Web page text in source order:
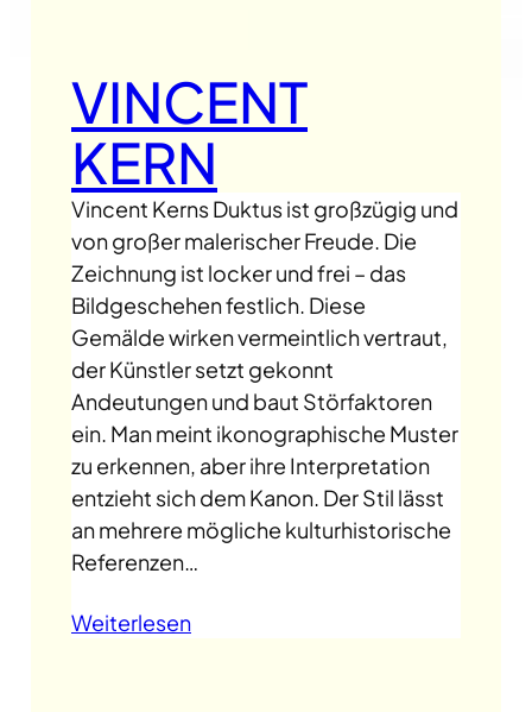
VINCENT
KERN
Vincent Kerns Duktus ist großzügig und
von großer malerischer Freude. Die
Zeichnung ist locker und frei – das
Bildgeschehen festlich. Diese
Gemälde wirken vermeintlich vertraut,
der Künstler setzt gekonnt
Andeutungen und baut Störfaktoren
ein. Man meint ikonographische Muster
zu erkennen, aber ihre Interpretation
entzieht sich dem Kanon. Der Stil lässt
an mehrere mögliche kulturhistorische
Referenzen…
Weiterlesen